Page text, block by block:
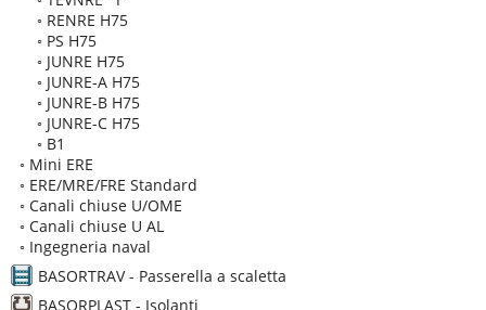
◦ RENRE H75
◦ PS H75
◦ JUNRE H75
◦ JUNRE-A H75
◦ JUNRE-B H75
◦ JUNRE-C H75
◦ B1
◦ Mini ERE
◦ ERE/MRE/FRE Standard
◦ Canali chiuse U/OME
◦ Canali chiuse U AL
◦ Ingegneria naval
BASORTRAV - Passerella a scaletta
BASORPLAST - Isolanti